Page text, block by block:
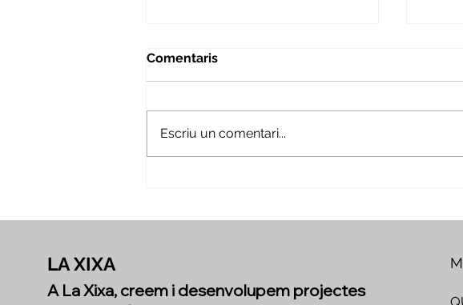
Comentaris
Escriu un comentari...
LA XIXA
A La Xixa, creem i desenvolupem projectes